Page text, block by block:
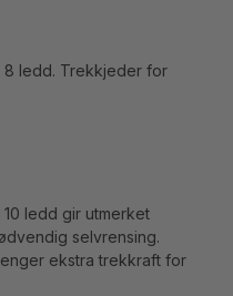
8 ledd. Trekkjeder for
ledd gir utmerket
selvrensing.
ekstra trekkraft for